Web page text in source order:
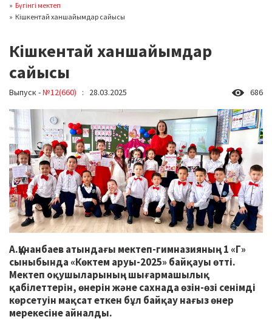
Бүгінгі мектеп
Кішкентай ханшайымдар сайысы
Кішкентай ханшайымдар
сайысы
Выпуск -№12(660) : 28.03.2025 686
А.Құнанбаев атындағы мектеп-гимназияның 1 «Г»
сыныбында «Көктем аруы-2025» байқауы өтті.
Мектеп оқушыларының шығармашылық
қабілеттерін, өнерін және сахнада өзін-өзі сенімді
көрсетуін мақсат еткен бұл байқау нағыз өнер
мерекесіне айналды.